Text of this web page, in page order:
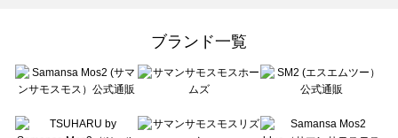
sō4ū（ソウフォーユー）のワンピース一覧
Te chichi（テチチ）のワンピース一覧
Te chichi CLASSIC（テチチ クラシック）のワンピース一覧
Lugnoncure（ルノンキュール）のワンピース一覧
ブランド一覧